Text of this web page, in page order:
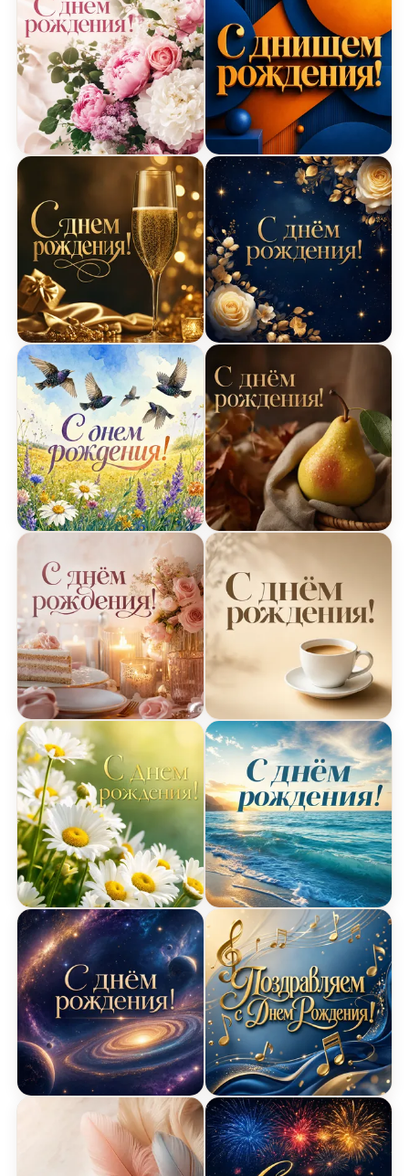
Весенний букет – открытка с днем рождения
Сияющее шампанское – открытка с днем
Открытка с птицами на День Рождения
Открытка со свечами на День Рождения
Открытка с ромашками на День Рождения
Открытка с космической галактикой на День
Графический фон –
Открытка со звёздами
Открытка с грушей на
Открытка с кофе на
Открытка с морем на
Открытка с